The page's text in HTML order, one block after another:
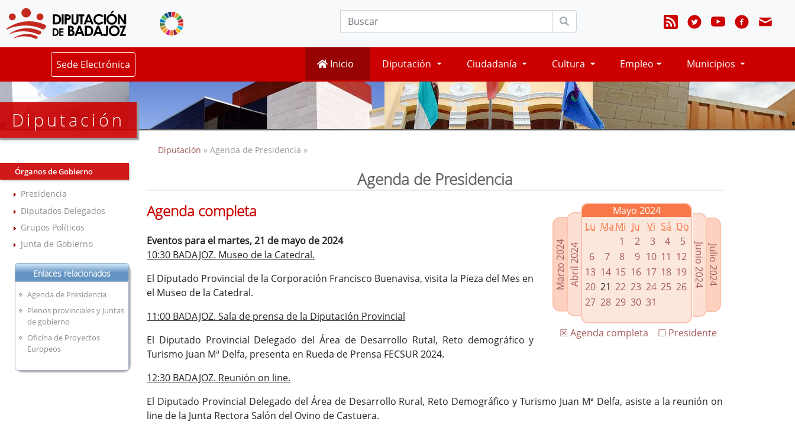
Sede Electrónica Inicio Diputación Ciudadanía Cultura Empleo Municipios
Diputación
Órganos de Gobierno
Presidencia
Diputados Delegados
Grupos Políticos
Junta de Gobierno
Enlaces relacionados
Agenda de Presidencia
Plenos provinciales y Juntas
de gobierno
Oficina de Proyectos
Europeos
Diputación » Agenda de Presidencia »
Agenda de Presidencia
Marzo 2024Abril 2024
Mayo 2024
Lu MaMi Ju Vi Sá Do
1
2 3 4
5
6
7 8 9 10 11 12
13 14 15 16 17 18 19
20 21 22 23 24 25 26
27 28 29 30 31
Julio 2024
Junio 2024
☐ Presidente
☒ Agenda completa
Agenda completa
Eventos para el martes, 21 de mayo de 2024
10:30 BADAJOZ. Museo de la Catedral.
El Diputado Provincial de la Corporación Francisco Buenavisa, visita la Pieza del Mes en
el Museo de la Catedral.
11:00 BADAJOZ. Sala de prensa de la Diputación Provincial
El Diputado Provincial Delegado del Área de Desarrollo Rutal, Reto demográfico y
Turismo Juan Mª Delfa, presenta en Rueda de Prensa FECSUR 2024.
12:30 BADAJOZ. Reunión on line.
El Diputado Provincial Delegado del Área de Desarrollo Rural, Reto Demográfico y Turismo Juan Mª Delfa, asiste a la reunión on
line de la Junta Rectora Salón del Ovino de Castuera.